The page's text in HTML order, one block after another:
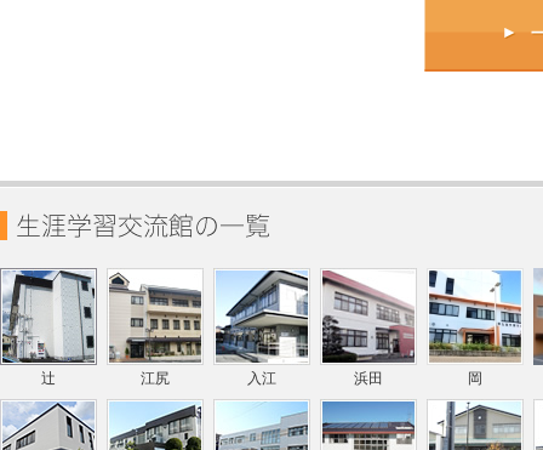
辻 江尻 入江 浜田 岡